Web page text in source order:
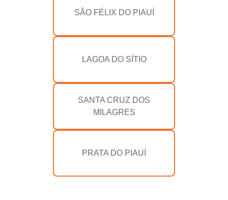
SÃO FÉLIX DO PIAUÍ
LAGOA DO SÍTIO
SANTA CRUZ DOS
MILAGRES
PRATA DO PIAUÍ